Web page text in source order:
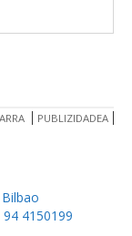
PUBLIZIDADEA
4150199